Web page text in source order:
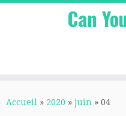
au
Can
Accueil » 2020 » juin » 04